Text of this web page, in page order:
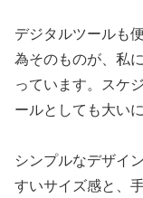
デジタルツールも
為そのものが、私
っています。スケ
ールとしても大い
シンプルなデザイ
すいサイズ感と、